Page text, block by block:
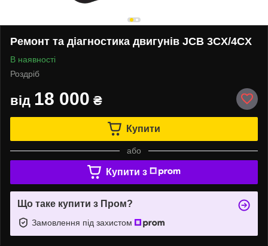
Ремонт та діагностика двигунів JCB 3CX/4CX
В наявності
Роздріб
від 18 000 ₴
Купити
або
Купити з
Що таке купити з Пром?
Замовлення під захистом